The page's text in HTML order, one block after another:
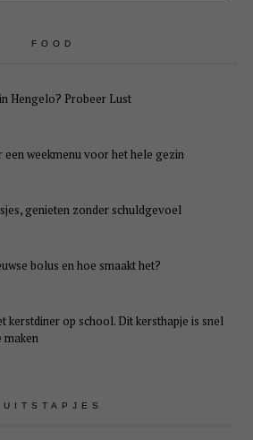
FOOD
Hengelo? Probeer Lust
weekmenu voor het hele gezin
genieten zonder schuldgevoel
bolus en hoe smaakt het?
kerstdiner op school. Dit kersthapje is snel
maken
UITSTAPJES